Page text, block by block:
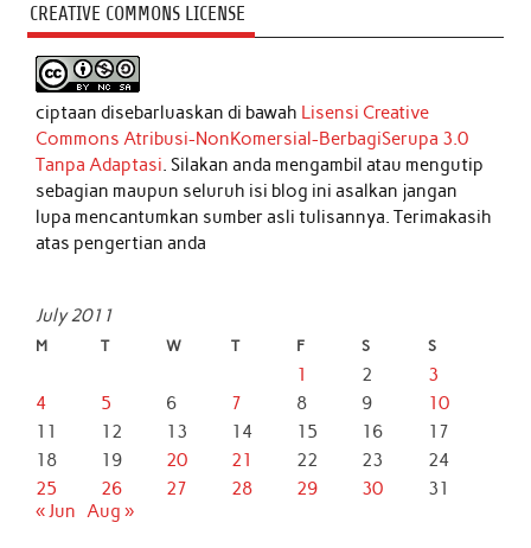
CREATIVE COMMONS LICENSE
ciptaan disebarluaskan di bawah Lisensi Creative
Commons Atribusi-NonKomersial-BerbagiSerupa 3.0
Tanpa Adaptasi. Silakan anda mengambil atau mengutip
sebagian maupun seluruh isi blog ini asalkan jangan
lupa mencantumkan sumber asli tulisannya. Terimakasih
atas pengertian anda
July 2011
M T W T F S S
1 2
3
4
5 6 7 8 9
10
11
12 13 14 15 16
17
18
19 20 21 22 23
24
25
26 27 28 29 30
31
« Jun Aug »